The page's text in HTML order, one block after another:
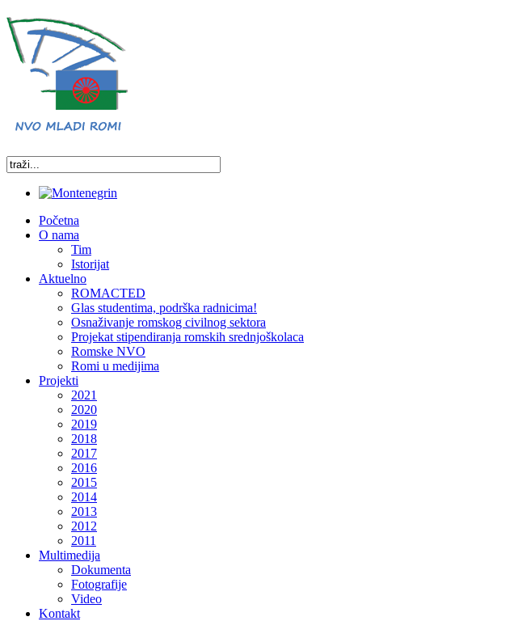
Početna
O nama
Tim
Istorijat
Aktuelno
ROMACTED
Glas studentima, podrška radnicima!
Osnaživanje romskog civilnog sektora
Projekat stipendiranja romskih srednjoškolaca
Romske NVO
Romi u medijima
Projekti
2021
2020
2019
2018
2017
2016
2015
2014
2013
2012
2011
Multimedija
Dokumenta
Fotografije
Video
Kontakt